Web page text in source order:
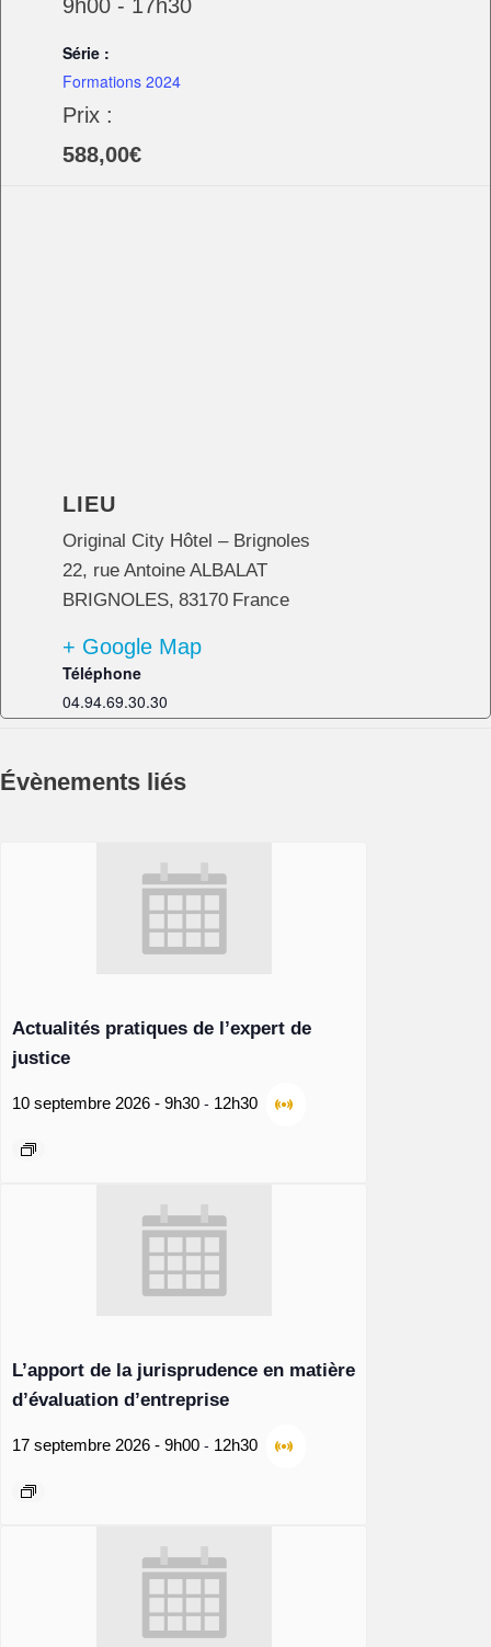
9h00 - 17h30
Série :
Formations 2024
Prix :
588,00€
LIEU
Original City Hôtel – Brignoles
22, rue Antoine ALBALAT
BRIGNOLES, 83170 France
+ Google Map
Téléphone
04.94.69.30.30
Évènements liés
Actualités pratiques de l’expert de
justice
10 septembre 2026 - 9h30 - 12h30
L’apport de la jurisprudence en matière
d’évaluation d’entreprise
17 septembre 2026 - 9h00 - 12h30